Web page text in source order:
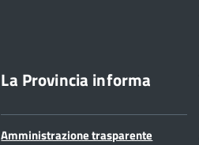
La Provincia informa
Amministrazione trasparente